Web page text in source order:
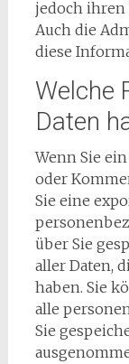
jedoch ihren
Auch die
diese
Welche
Daten
Wenn Sie
oder
Sie eine
über Sie
aller Daten,
haben. Sie
alle
Sie